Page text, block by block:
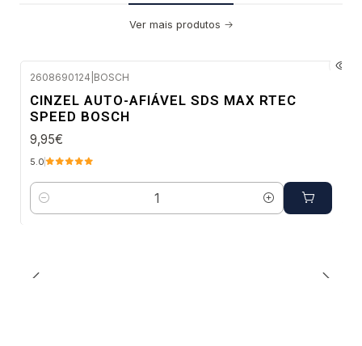
Ver mais produtos
2608690124 BOSCH
CINZEL AUTO-AFIÁVEL SDS MAX RTEC
SPEED BOSCH
9,95€
5.0
Quantidade